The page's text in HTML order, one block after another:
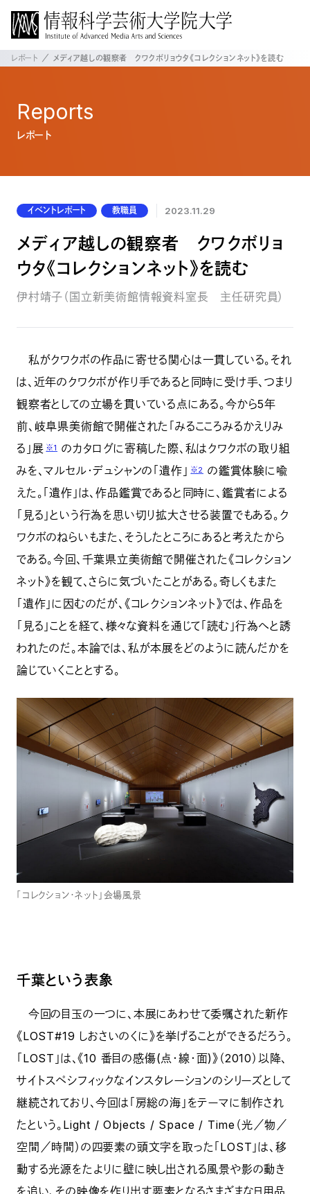
レポート メディア越しの観察者 クワクボリョウタ《コレクションネット》を読む
Reports
レポート
イベントレポート 教職員 2023.11.29
メディア越しの観察者 クワクボリョ
ウタ《コレクションネット》を読む
伊村靖子（国立新美術館情報資料室長 主任研究員）
私がクワクボの作品に寄せる関心は一貫している。それ
は、近年のクワクボが作り手であると同時に受け手、つまり
観察者としての立場を貫いている点にある。今から5年
前、岐阜県美術館で開催された「みるこころみるかえりみ
る」展 ※1 のカタログに寄稿した際、私はクワクボの取り組
みを、マルセル・デュシャンの「遺作」 ※2 の鑑賞体験に喩
えた。「遺作」は、作品鑑賞であると同時に、鑑賞者による
「見る」という行為を思い切り拡大させる装置でもある。ク
ワクボのねらいもまた、そうしたところにあると考えたから
である。今回、千葉県立美術館で開催された《コレクション
ネット》を観て、さらに気づいたことがある。奇しくもまた
「遺作」に因むのだが、《コレクションネット》では、作品を
「見る」ことを経て、様々な資料を通じて「読む」行為へと誘
われたのだ。本論では、私が本展をどのように読んだかを
論じていくこととする。
「コレクション・ネット」会場風景
千葉という表象
今回の目玉の一つに、本展にあわせて委嘱された新作
《LOST#19 しおさいのくに》を挙げることができるだろう。
「LOST」は、《10 番目の感傷(点・線・面)》（2010）以降、
サイトスペシフィックなインスタレーションのシリーズとして
継続されており、今回は「房総の海」をテーマに制作され
たという。Light / Objects / Space / Time（光／物／
空間／時間）の四要素の頭文字を取った「LOST」は、移
動する光源をたよりに壁に映し出される風景や影の動き
を追い、その映像を作り出す要素となるさまざまな日用品